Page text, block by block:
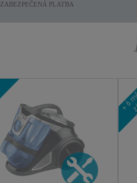
ZABEZPEČENÁ PLATBA